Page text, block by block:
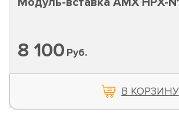
8 100 Руб.
В КОРЗИНУ